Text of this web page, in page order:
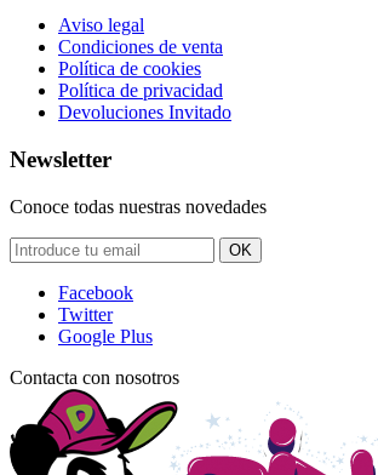
Aviso legal
Condiciones de venta
Política de cookies
Política de privacidad
Devoluciones Invitado
Newsletter
Conoce todas nuestras novedades
OK
Facebook
Twitter
Google Plus
Contacta con nosotros